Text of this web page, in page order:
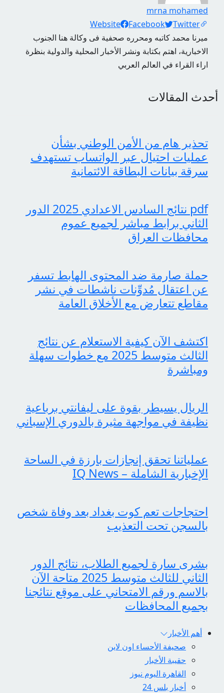
mrna mohamed
Social Links
Website Facebook
Twitter
ميرنا محمد كاتبه ومحرره صحفية فى وكالة هنا الجنوب
الاخبارية، اهتم بكتابة ونشر الأخبار المحلية والدولية بنظرة
اراء القراء في العالم العربي
أحدث المقالات
تحذير هام من الأمن الوطني بشأن
عمليات احتيال عبر الواتساب تستهدف
سرقة بيانات البطاقة الائتمانية
pdf نتائج السادس الاعدادي 2025 الدور
الثاني برابط مباشر لجميع عموم
محافظات العراق
حملة صارمة ضد المحتوى الهابط تسفر
عن اعتقال مُدوِّنات ناشطات في نشر
مقاطع تتعارض مع الأخلاق العامة
اكتشف الآن كيفية الاستعلام عن نتائج
الثالث متوسط 2025 مع خطوات سهلة
ومباشرة
الريال يسيطر بقوة على ليفانتي برباعية
نظيفة في مواجهة مثيرة بالدوري الإسباني
عملياتنا تحقق إنجازات بارزة في الساحة
الإخبارية الشاملة – IQ News
احتجاجات تعم كوت بغداد بعد وفاة شخص
بالسجن تحت التعذيب
بشرى سارة لجميع الطلاب، نتائج الدور
الثاني للثالث متوسط 2025 متاحة الآن
بالاسم ورقم الامتحاني على موقع نتائجنا
بجميع المحافظات
أهم الأخبار
صحيفة الأحساء اون لاين
حقيبة الأخبار
القاهرة اليوم نيوز
أخبار بلس 24